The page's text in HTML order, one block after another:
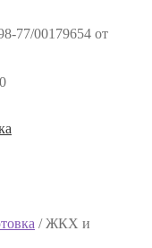
77/00179654 от
/ЖКХ и